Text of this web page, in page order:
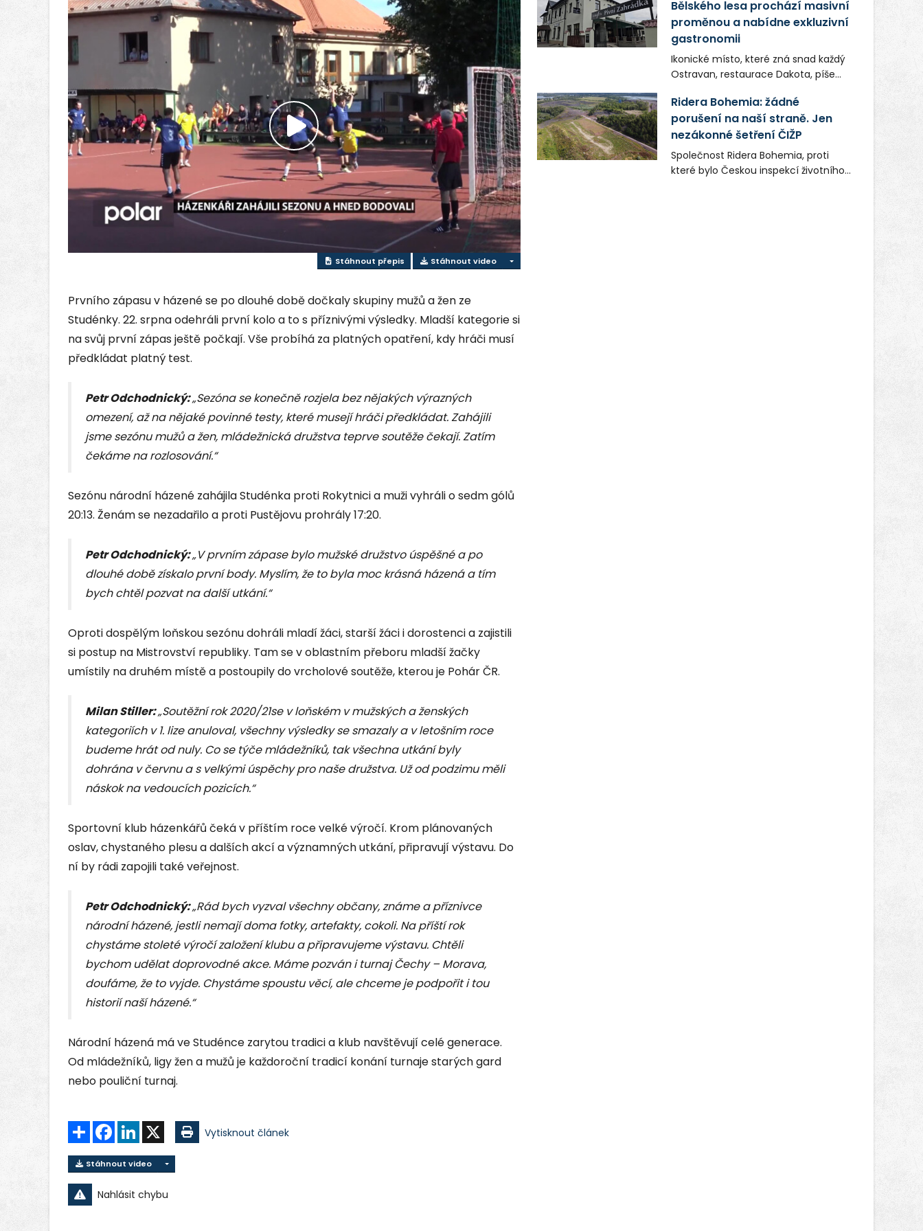
Přehrát
video
Stáhnout přepis Stáhnout video
Prvního zápasu v házené se po dlouhé době dočkaly skupiny mužů a žen ze
Studénky. 22. srpna odehráli první kolo a to s příznivými výsledky. Mladší kategorie si
na svůj první zápas ještě počkají. Vše probíhá za platných opatření, kdy hráči musí
předkládat platný test.
Petr Odchodnický:„Sezóna se konečně rozjela bez nějakých výrazných
omezení, až na nějaké povinné testy, které musejí hráči předkládat. Zahájili
jsme sezónu mužů a žen, mládežnická družstva teprve soutěže čekají. Zatím
čekáme na rozlosování.“
Sezónu národní házené zahájila Studénka proti Rokytnici a muži vyhráli o sedm gólů
20:13. Ženám se nezadařilo a proti Pustějovu prohrály 17:20.
Petr Odchodnický:„V prvním zápase bylo mužské družstvo úspěšné a po
dlouhé době získalo první body. Myslím, že to byla moc krásná házená a tím
bych chtěl pozvat na další utkání.“
Oproti dospělým loňskou sezónu dohráli mladí žáci, starší žáci i dorostenci a zajistili
si postup na Mistrovství republiky. Tam se v oblastním přeboru mladší žačky
umístily na druhém místě a postoupily do vrcholové soutěže, kterou je Pohár ČR.
Milan Stiller:„Soutěžní rok 2020/21se v loňském v mužských a ženských
kategoriích v 1. lize anuloval, všechny výsledky se smazaly a v letošním roce
budeme hrát od nuly. Co se týče mládežníků, tak všechna utkání byly
dohrána v červnu a s velkými úspěchy pro naše družstva. Už od podzimu měli
náskok na vedoucích pozicích.“
Sportovní klub házenkářů čeká v příštím roce velké výročí. Krom plánovaných
oslav, chystaného plesu a dalších akcí a významných utkání, připravují výstavu. Do
ní by rádi zapojili také veřejnost.
Petr Odchodnický:„Rád bych vyzval všechny občany, známe a příznivce
národní házené, jestli nemají doma fotky, artefakty, cokoli. Na příští rok
chystáme stoleté výročí založení klubu a připravujeme výstavu. Chtěli
bychom udělat doprovodné akce. Máme pozván i turnaj Čechy – Morava,
doufáme, že to vyjde. Chystáme spoustu věcí, ale chceme je podpořit i tou
historií naší házené.“
Národní házená má ve Studénce zarytou tradici a klub navštěvují celé generace.
Od mládežníků, ligy žen a mužů je každoroční tradicí konání turnaje starých gard
nebo pouliční turnaj.
Sdílet FacebookLinkedIn Vytisknout článek
Stáhnout video
Nahlásit chybu
Bělského lesa prochází masivní
proměnou a nabídne exkluzivní
gastronomii
Ikonické místo, které zná snad každý
Ostravan, restaurace Dakota, píše
společnost Dang Investment Group
s.r.o. investuje do projektu přes 50
milionů korun. Cílem je přinést
Ostravě dva špičkové gastronomické
koncepty, které v regionu dosud
chyběly, luxusní středomořskou
Ridera Bohemia: žádné
porušení na naší straně. Jen
nezákonné šetření ČIŽP
Společnost Ridera Bohemia, proti
které bylo Českou inspekcí životního